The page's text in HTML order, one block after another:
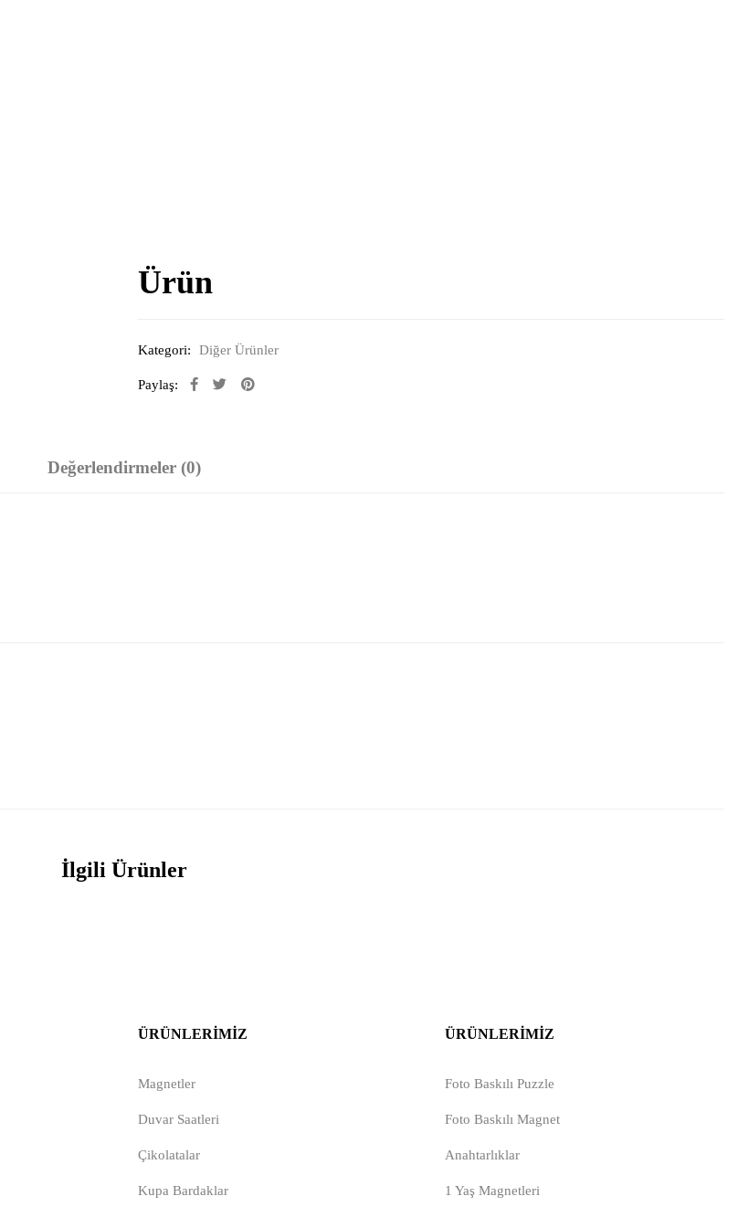
Ürün
Kategori: Diğer Ürünler
Paylaş:
Değerlendirmeler (0)
İlgili Ürünler
ÜRÜNLERIMIZ
Magnetler
Duvar Saatleri
Çikolatalar
Kupa Bardaklar
ÜRÜNLERIMIZ
Foto Baskılı Puzzle
Foto Baskılı Magnet
Anahtarlıklar
1 Yaş Magnetleri